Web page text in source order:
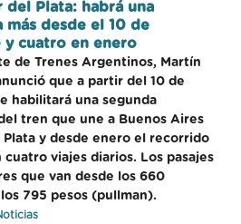
del Plata: habrá una
más desde el 10 de
y cuatro en enero
de Trenes Argentinos, Martín
que a partir del 10 de
habilitará una segunda
tren que une a Buenos Aires
Plata y desde enero el recorrido
cuatro viajes diarios. Los pasajes
que van desde los 660
795 pesos (pullman).